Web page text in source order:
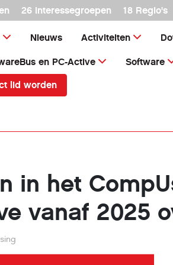
26 interessegroepen 18 Regio's
Nieuws Activiteiten
en PC-Active Software
lid worden
in het
vanaf 2025